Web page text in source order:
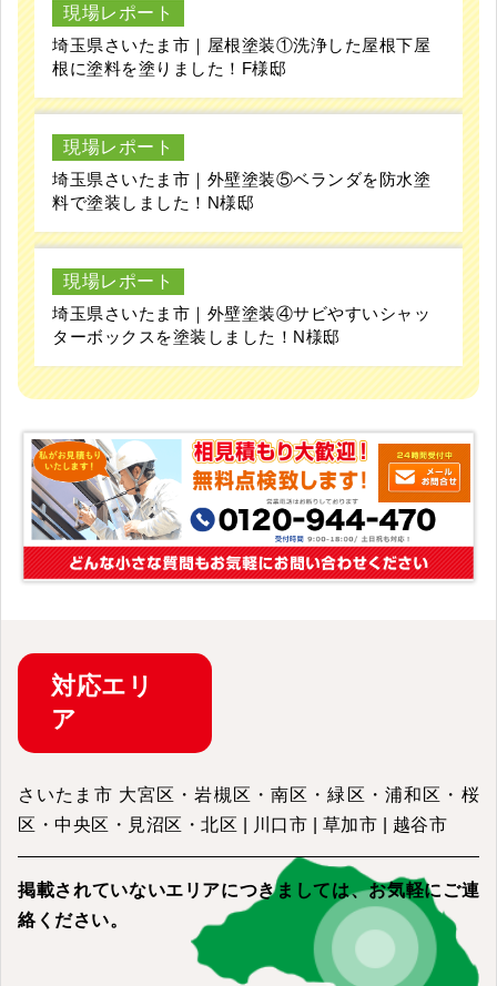
現場レポート
埼玉県さいたま市｜屋根塗装①洗浄した屋根下屋
根に塗料を塗りました！F様邸
現場レポート
埼玉県さいたま市｜外壁塗装⑤ベランダを防水塗
料で塗装しました！N様邸
現場レポート
埼玉県さいたま市｜外壁塗装④サビやすいシャッ
ターボックスを塗装しました！N様邸
対応エリ
ア
さいたま市 大宮区・岩槻区・南区・緑区・浦和区・桜
区・中央区・見沼区・北区 | 川口市 | 草加市 | 越谷市
掲載されていないエリアにつきましては、お気軽にご連
絡ください。